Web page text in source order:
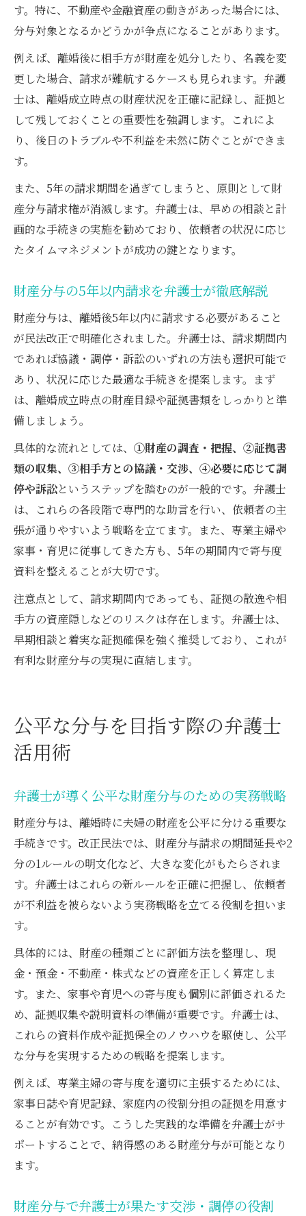
す。特に、不動産や金融資産の動きがあった場合には、
分与対象となるかどうかが争点になることがあります。
例えば、離婚後に相手方が財産を処分したり、名義を変
更した場合、請求が難航するケースも見られます。弁護
士は、離婚成立時点の財産状況を正確に記録し、証拠と
して残しておくことの重要性を強調します。これによ
り、後日のトラブルや不利益を未然に防ぐことができま
す。
また、5年の請求期間を過ぎてしまうと、原則として財
産分与請求権が消滅します。弁護士は、早めの相談と計
画的な手続きの実施を勧めており、依頼者の状況に応じ
たタイムマネジメントが成功の鍵となります。
財産分与の5年以内請求を弁護士が徹底解説
財産分与は、離婚後5年以内に請求する必要があること
が民法改正で明確化されました。弁護士は、請求期間内
であれば協議・調停・訴訟のいずれの方法も選択可能で
あり、状況に応じた最適な手続きを提案します。まず
は、離婚成立時点の財産目録や証拠書類をしっかりと準
備しましょう。
具体的な流れとしては、 ①財産の調査・把握、②証拠書
類の収集、③相手方との協議・交渉、④必要に応じて調
停や訴訟というステップを踏むのが一般的です。弁護士
は、これらの各段階で専門的な助言を行い、依頼者の主
張が通りやすいよう戦略を立てます。また、専業主婦や
家事・育児に従事してきた方も、5年の期間内で寄与度
資料を整えることが大切です。
注意点として、請求期間内であっても、証拠の散逸や相
手方の資産隠しなどのリスクは存在します。弁護士は、
早期相談と着実な証拠確保を強く推奨しており、これが
有利な財産分与の実現に直結します。
公平な分与を目指す際の弁護士
活用術
弁護士が導く公平な財産分与のための実務戦略
財産分与は、離婚時に夫婦の財産を公平に分ける重要な
手続きです。改正民法では、財産分与請求の期間延長や2
分の1ルールの明文化など、大きな変化がもたらされま
す。弁護士はこれらの新ルールを正確に把握し、依頼者
が不利益を被らないよう実務戦略を立てる役割を担いま
す。
具体的には、財産の種類ごとに評価方法を整理し、現
金・預金・不動産・株式などの資産を正しく算定しま
す。また、家事や育児への寄与度も個別に評価されるた
め、証拠収集や説明資料の準備が重要です。弁護士は、
これらの資料作成や証拠保全のノウハウを駆使し、公平
な分与を実現するための戦略を提案します。
例えば、専業主婦の寄与度を適切に主張するためには、
家事日誌や育児記録、家庭内の役割分担の証拠を用意す
ることが有効です。こうした実践的な準備を弁護士がサ
ポートすることで、納得感のある財産分与が可能となり
ます。
財産分与で弁護士が果たす交渉・調停の役割